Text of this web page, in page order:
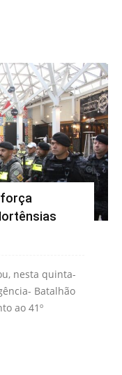
nesta quinta-
Batalhão
ao 41º